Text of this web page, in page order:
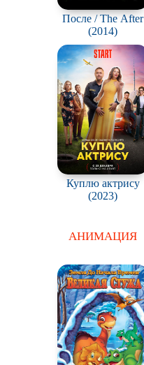
После / The After
(2014)
Куплю актрису
(2023)
АНИМАЦИЯ